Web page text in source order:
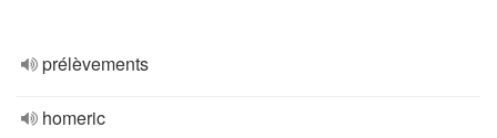
prélèvements
homeric